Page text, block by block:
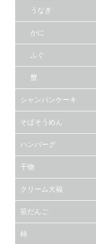
うなぎ
かに
ふぐ
蟹
シャンパンケーキ
そばそうめん
ハンバーグ
干物
クリーム大福
笹だんご
柿